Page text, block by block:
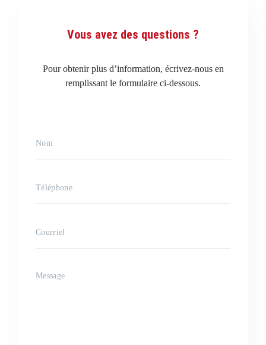
Vous avez des questions ?
Pour obtenir plus d’information, écrivez-nous en
remplissant le formulaire ci-dessous.